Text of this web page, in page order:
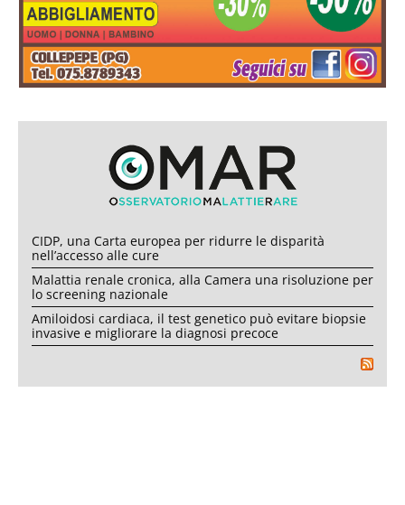
CIDP, una Carta europea per ridurre le disparità
nell’accesso alle cure
Malattia renale cronica, alla Camera una risoluzione per
lo screening nazionale
Amiloidosi cardiaca, il test genetico può evitare biopsie
invasive e migliorare la diagnosi precoce